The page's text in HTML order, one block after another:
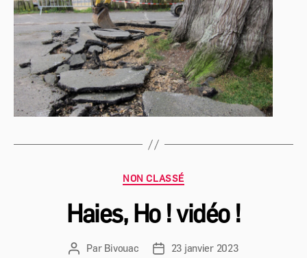
Catégories
NON CLASSÉ
Haies, Ho ! vidéo !
Auteur
Par Bivouac
Date23 janvier 2023